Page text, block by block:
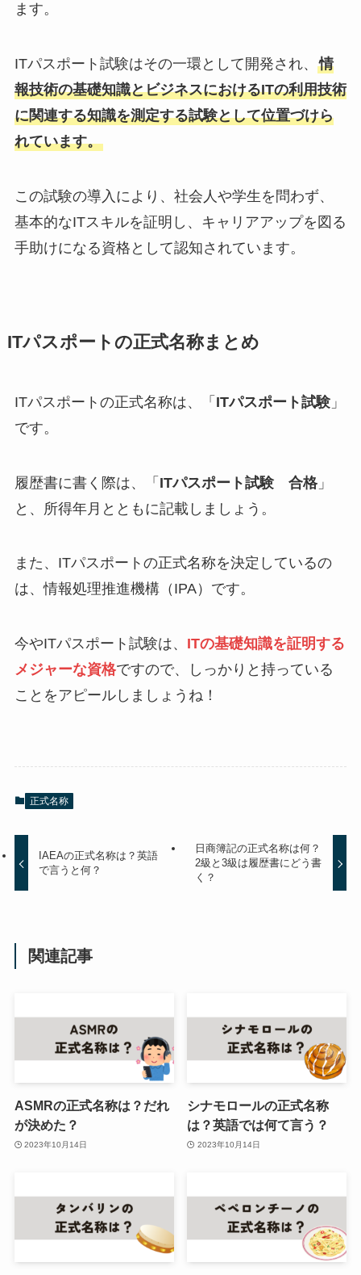
ます。
ITパスポート試験はその一環として開発され、 情
報技術の基礎知識とビジネスにおけるITの利用技術
に関連する知識を測定する試験として位置づけら
れています。
この試験の導入により、社会人や学生を問わず、
基本的なITスキルを証明し、キャリアアップを図る
手助けになる資格として認知されています。
ITパスポートの正式名称まとめ
ITパスポートの正式名称は、「 ITパスポート試験」
です。
履歴書に書く際は、「 ITパスポート試験 合格」
と、所得年月とともに記載しましょう。
また、ITパスポートの正式名称を決定しているの
は、情報処理推進機構（IPA）です。
今やITパスポート試験は、 ITの基礎知識を証明する
メジャーな資格ですので、しっかりと持っている
ことをアピールしましょうね！
正式名称
IAEAの正式名称は？英語
で言うと何？
日商簿記の正式名称は何？
2級と3級は履歴書にどう書
く？
関連記事
ASMRの正式名称は？だれ
が決めた？
2023年10月14日
シナモロールの正式名称
は？英語では何て言う？
2023年10月14日